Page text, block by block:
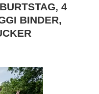
4
BINDER,